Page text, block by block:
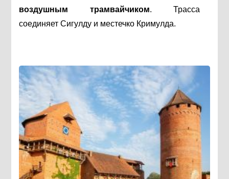
воздушным трамвайчиком. Трасса
соединяет Сигулду и местечко Кримулда.